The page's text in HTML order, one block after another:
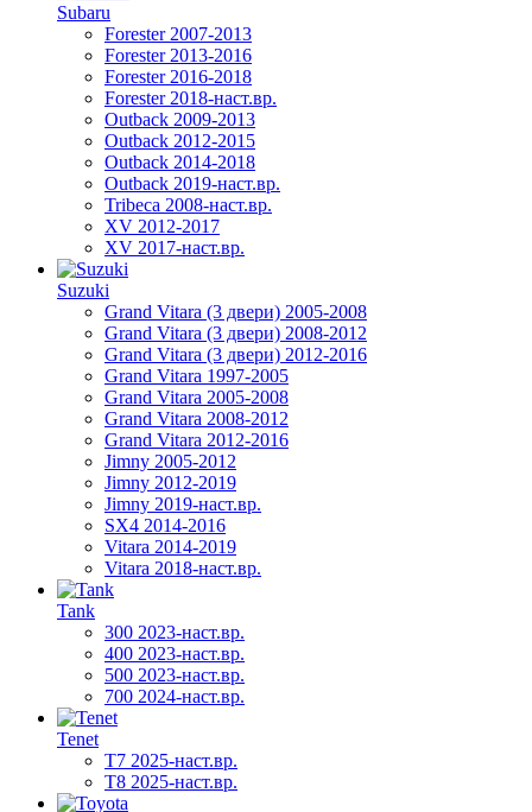
Subaru
Forester 2007-2013
Forester 2013-2016
Forester 2016-2018
Forester 2018-наст.вр.
Outback 2009-2013
Outback 2012-2015
Outback 2014-2018
Outback 2019-наст.вр.
Tribeca 2008-наст.вр.
XV 2012-2017
XV 2017-наст.вр.
Suzuki
Grand Vitara (3 двери) 2005-2008
Grand Vitara (3 двери) 2008-2012
Grand Vitara (3 двери) 2012-2016
Grand Vitara 1997-2005
Grand Vitara 2005-2008
Grand Vitara 2008-2012
Grand Vitara 2012-2016
Jimny 2005-2012
Jimny 2012-2019
Jimny 2019-наст.вр.
SX4 2014-2016
Vitara 2014-2019
Vitara 2018-наст.вр.
Tank
300 2023-наст.вр.
400 2023-наст.вр.
500 2023-наст.вр.
700 2024-наст.вр.
Tenet
T7 2025-наст.вр.
T8 2025-наст.вр.